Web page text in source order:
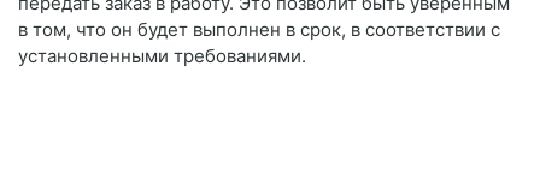
в том, что он будет выполнен в срок, в соответствии с
установленными требованиями.